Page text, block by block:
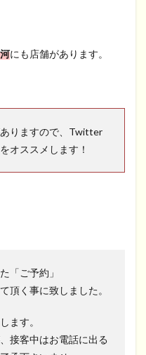
にも店舗があります。
りますので、Twitter
オススメします！
「ご予約」
頂く事に致しました。
ます。
接客中はお電話に出る